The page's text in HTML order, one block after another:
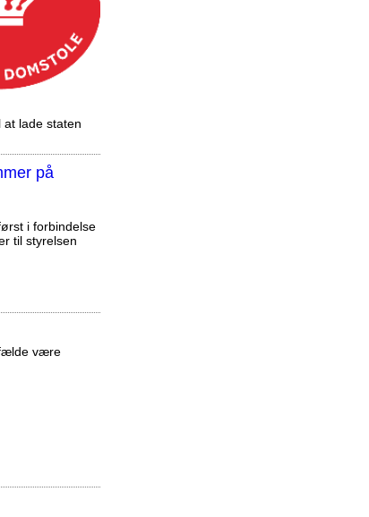
at lade staten
på
i forbindelse
til styrelsen
være